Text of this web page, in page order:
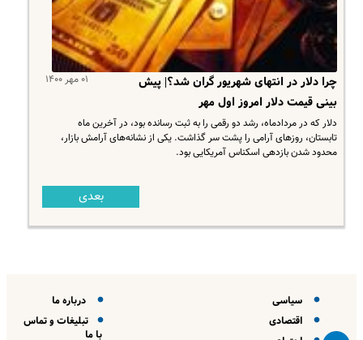
۰۱ مهر ۱۴۰۰
چرا دلار در انتهای شهریور گران شد؟| پیش
بینی قیمت دلار امروز اول مهر
دلار که در مردادماه، رشد دو رقمی را به ثبت رسانده بود، در آخرین ماه
تابستان، روزهای آرامی را پشت سر گذاشت. یکی از نشانه‌های آرامش بازار،
محدود شدن بازدهی اسکناس آمریکایی بود.
بعدی
سیاسی
اقتصادی
درباره ما
تبلیغات و تماس
با ما